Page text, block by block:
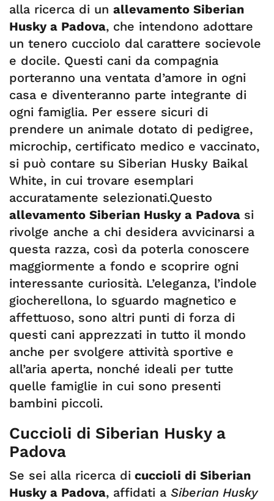
alla ricerca di un allevamento Siberian
Husky a Padova, che intendono adottare
un tenero cucciolo dal carattere socievole
e docile. Questi cani da compagnia
porteranno una ventata d’amore in ogni
casa e diventeranno parte integrante di
ogni famiglia. Per essere sicuri di
prendere un animale dotato di pedigree,
microchip, certificato medico e vaccinato,
si può contare su Siberian Husky Baikal
White, in cui trovare esemplari
accuratamente selezionati.Questo
allevamento Siberian Husky a Padova si
rivolge anche a chi desidera avvicinarsi a
questa razza, così da poterla conoscere
maggiormente a fondo e scoprire ogni
interessante curiosità. L’eleganza, l’indole
giocherellona, lo sguardo magnetico e
affettuoso, sono altri punti di forza di
questi cani apprezzati in tutto il mondo
anche per svolgere attività sportive e
all’aria aperta, nonché ideali per tutte
quelle famiglie in cui sono presenti
bambini piccoli.
Cuccioli di Siberian Husky a
Padova
Se sei alla ricerca di cuccioli di Siberian
Husky a Padova, affidati a Siberian Husky